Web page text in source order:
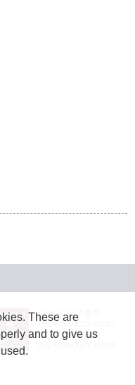
JASRAC許諾番号：
9024936001Y45037
JASRAC許諾番号：
These are
and to give us